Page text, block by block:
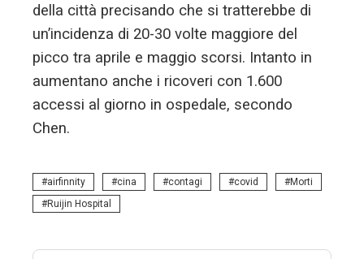
della città precisando che si tratterebbe di
un’incidenza di 20-30 volte maggiore del
picco tra aprile e maggio scorsi. Intanto in
aumentano anche i ricoveri con 1.600
accessi al giorno in ospedale, secondo
Chen.
airfinnity cina contagi covid
Morti
Ruijin Hospital